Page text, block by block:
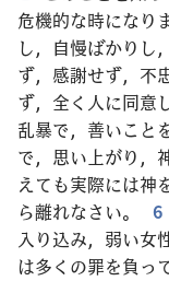
危機的な時になり
し，自慢ばかりし
ず，感謝せず，不
ず，全く人に同意
乱暴で，善いこと
で，思い上がり，
えても実際には神
ら離れなさい。
6
入り込み，弱い女
は多くの罪を負っ